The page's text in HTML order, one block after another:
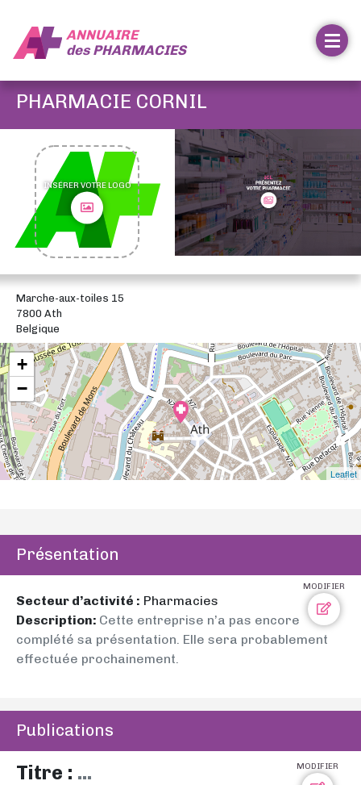
ANNUAIRE
desPHARMACIES
PHARMACIE CORNIL
INSÉRER VOTRE LOGO
Marche-aux-toiles 15
7800 Ath
Belgique
+
−
Leaflet
Présentation
MODIFIER
Secteur d’activité : Pharmacies
Description: Cette entreprise n’a pas encore
complété sa présentation. Elle sera probablement
effectuée prochainement.
Publications
MODIFIER
Titre : ...